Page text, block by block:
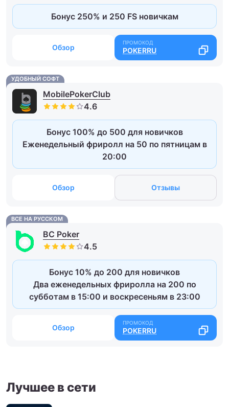
Бонус 250% и 250 FS новичкам
Обзор POKERRU
УДОБНЫЙ СОФТ
MobilePokerClub
Бонус 100% до 500 для новичков
Еженедельный фриролл на 50 по пятницам в
20:00
Обзор Отзывы
ВСЕ НА РУССКОМ
BC Poker
Бонус 10% до 200 для новичков
Два еженедельных фриролла на 200 по
субботам в 15:00 и воскресеньям в 23:00
Обзор POKERRU
Лучшее в сети